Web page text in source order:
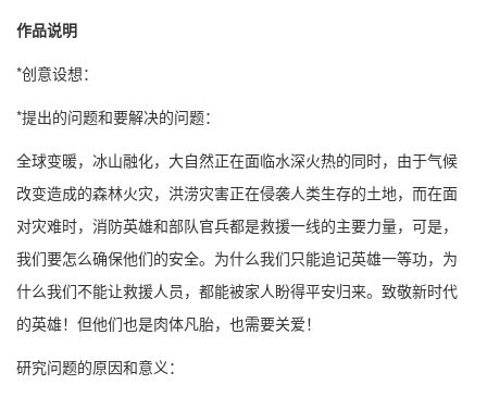
作品说明
*创意设想：
*提出的问题和要解决的问题：
全球变暖，冰山融化，大自然正在面临水深火热的同时，由于气候
改变造成的森林火灾，洪涝灾害正在侵袭人类生存的土地，而在面
对灾难时，消防英雄和部队官兵都是救援一线的主要力量，可是，
我们要怎么确保他们的安全。为什么我们只能追记英雄一等功，为
什么我们不能让救援人员，都能被家人盼得平安归来。致敬新时代
的英雄！但他们也是肉体凡胎，也需要关爱！
研究问题的原因和意义：